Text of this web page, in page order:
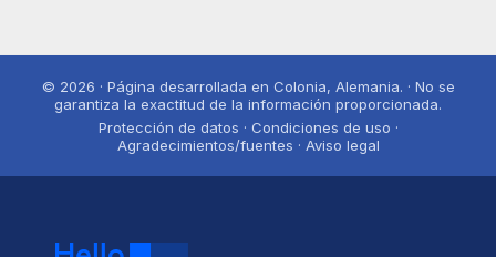
© 2026 · Página desarrollada en Colonia, Alemania. · No se
garantiza la exactitud de la información proporcionada.
Protección de datos · Condiciones de uso ·
Agradecimientos/fuentes · Aviso legal